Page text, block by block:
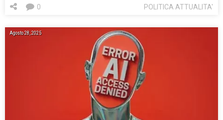
POLITICA ATTUALITA'
0
Agosto 28, 2025